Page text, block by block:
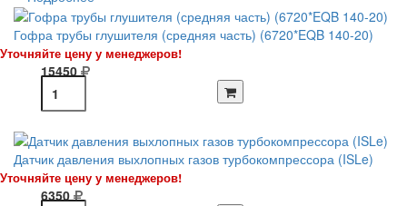
Гофра трубы глушителя (средняя часть) (6720*EQB 140-20)
Уточняйте цену у менеджеров!
15450
Датчик давления выхлопных газов турбокомпрессора (ISLe)
Уточняйте цену у менеджеров!
6350